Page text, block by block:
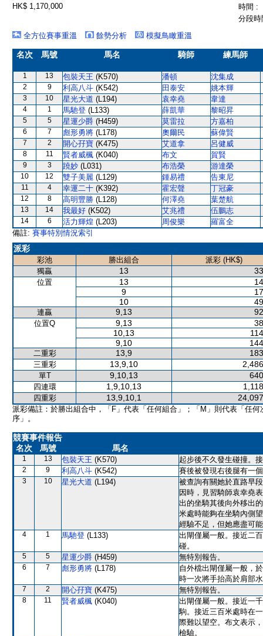
HK$ 1,170,000
時間 :
分段
全方位賽事重溫
餘勢分析 模擬鳥瞰重溫
名次 馬號 馬名 騎師 練馬師
1 13 包裝天王 (K570) 潘頓 沈集成
2 9 利高八斗 (K542) 田泰安 姚本輝
3 10 星光大道 (L194) 袁幸堯 韋達
4 1 馬馳登 (L133) 薛凱華 黎昭昇
5 5 星運少爵 (H459) 莫雷拉 方嘉柏
6 7 彪形勇將 (L178) 奧爾民 蘇偉賢
7 2 開心孖寶 (K475) 艾道拿 呂健威
8 11 賢者威楓 (K040) 布文 賀賢
9 3 蹺妙 (L031) 布浩榮 游達榮
10 12 雙子美麗 (L129) 鍾易禮 告東尼
11 4 幸運二十 (K392) 霍宏聲 丁冠豪
12 8 高明豐勝 (L128) 何澤堯 葉楚航
13 14 我最好 (K502) 艾兆禮 伍鵬志
14 6 活力輝煌 (L203) 周俊樂
羅富全
備註: 賽事特別情況索引
派彩
彩池 勝出組合
派彩 (HK$)
獨贏
13
位置 13
9
10
連贏 9,13
位置Q 9,13
10,13
9,10
二重彩 13,9
三重彩 13,9,10
單T 9,10,13
四連環 1,9,10,13
四重彩 13,9,10,1
派彩備註：於勝出組合中，「F」代表「任何組合」；「M」則代表「任何
序」。
競賽事件報告
名次
馬號 馬名
1 13 包裝天王 (K570) 起步後不久發生碰撞。
2 9 利高八斗 (K542) 賽後被發現右後腿有一
3 10 星光大道 (L194)
被查詢有關她於直路早
因時，見習騎師袁幸堯
出的坐騎其後向外移出
米處時能夠在坐騎內側
經驗不足，但她應盡可
4 1 馬馳登 (L133)
出閘僅屬一般。接近二
碰。
5 5 星運少爵 (H459) 無特別報告。
6 7 彪形勇將 (L178)
自外檔出閘僅屬一般，
時一次將手抬高於肩部
7 2 開心孖寶 (K475) 無特別報告。
8 11 賢者威楓 (K040)
出閘僅屬一般。接近一
駒。接近三百米處時在
際難以望空。布文表示
檢驗。